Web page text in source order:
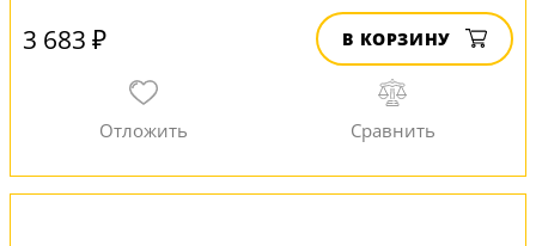
3 683 ₽ В КОРЗИНУ